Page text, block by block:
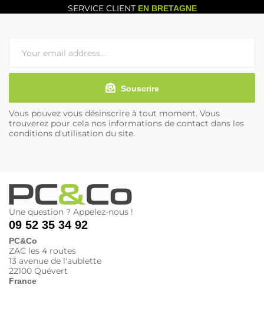
SERVICE CLIENT EN BRETAGNE
Souscrire
Vous pouvez vous désinscrire à tout moment. Vous
trouverez pour cela nos informations de contact dans les
conditions d'utilisation du site.
Une question ? Appelez-nous !
09 52 35 34 92
PC&Co
ZAC les 4 routes
13 avenue de l'aublette
22100 Quévert
France